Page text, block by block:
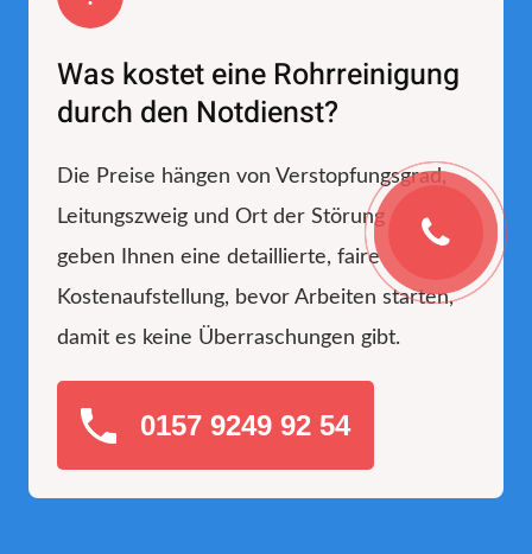
Was kostet eine Rohrreinigung
durch den Notdienst?
Die Preise hängen von Verstopfungsgrad,
Leitungszweig und Ort der Störung ab. Wir
geben Ihnen eine detaillierte, faire
Kostenaufstellung, bevor Arbeiten starten,
damit es keine Überraschungen gibt.
0157 9249 92 54